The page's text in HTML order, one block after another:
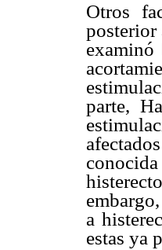
Otros
posterior
parte,
a
estas ya